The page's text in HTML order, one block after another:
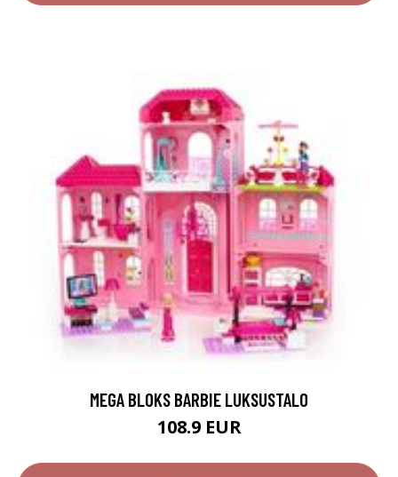
MEGA BLOKS BARBIE LUKSUSTALO
108.9 EUR